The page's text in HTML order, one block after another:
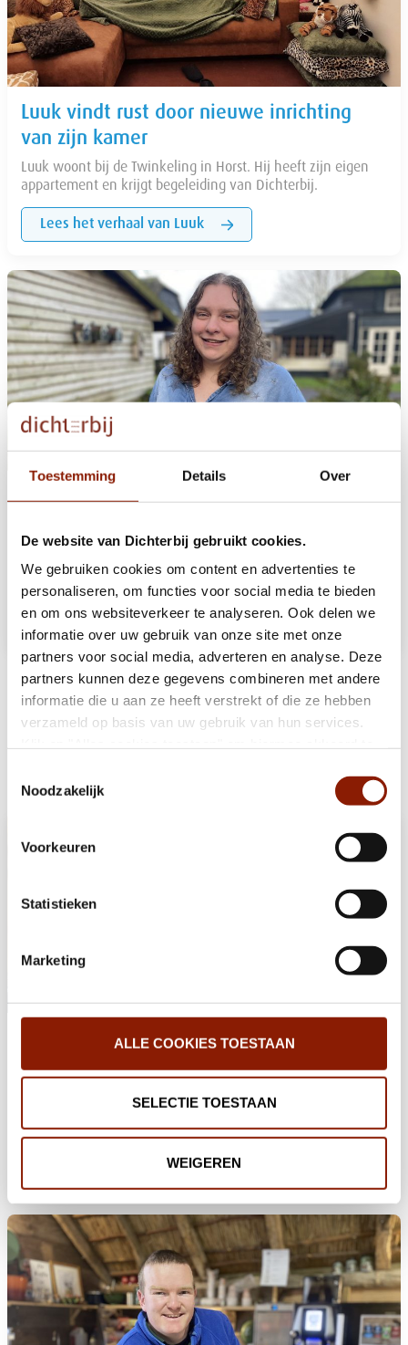
Toestemming Details Over
De website van Dichterbij gebruikt cookies.
We gebruiken cookies om content en advertenties te
personaliseren, om functies voor social media te bieden
en om ons websiteverkeer te analyseren. Ook delen we
informatie over uw gebruik van onze site met onze
partners voor social media, adverteren en analyse. Deze
partners kunnen deze gegevens combineren met andere
informatie die u aan ze heeft verstrekt of die ze hebben
verzameld op basis van uw gebruik van hun services.
Op onzeprivacypagina
kunt u meer lezen over onze
cookies en via de cookie-instellingen button linksonder op
onze website kan je je toestemming op elk moment
wijzigen.
Noodzakelijk
Voorkeuren
Statistieken
Marketing
ALLE COOKIES TOESTAAN
SELECTIE TOESTAAN
WEIGEREN
Luuk vindt rust door nieuwe inrichting
van zijn kamer
Luuk woont bij de Twinkeling in Horst. Hij heeft zijn eigen
appartement en krijgt begeleiding van Dichterbij.
Lees het verhaal van Luuk
Van gezinshuis naar eigen appartement
meegemaakt. Inmiddels woont ze zelfstandig met
begeleiding in een mooi appartement aan de Kruisstraat in
Lees het verhaal van Marie-Jannette
Bekijk hier het zorgaanbod van Dichterbij
bij Dichterbij.
Jan (90) en Henk (72) gaan nog lang met
met pensioen!
Henk (72) en Jan (90) denken werken met veel plezier bij
lunchroom ’t Tolhuis in Velp. Dat is een dagbestedingsplek
van Dichterbij.
Lees het verhaal van Henk en Jan